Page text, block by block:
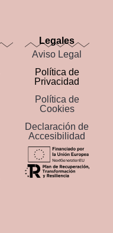
Legales
Aviso Legal
Política de
Privacidad
Política de
Cookies
Declaración de
Accesibilidad